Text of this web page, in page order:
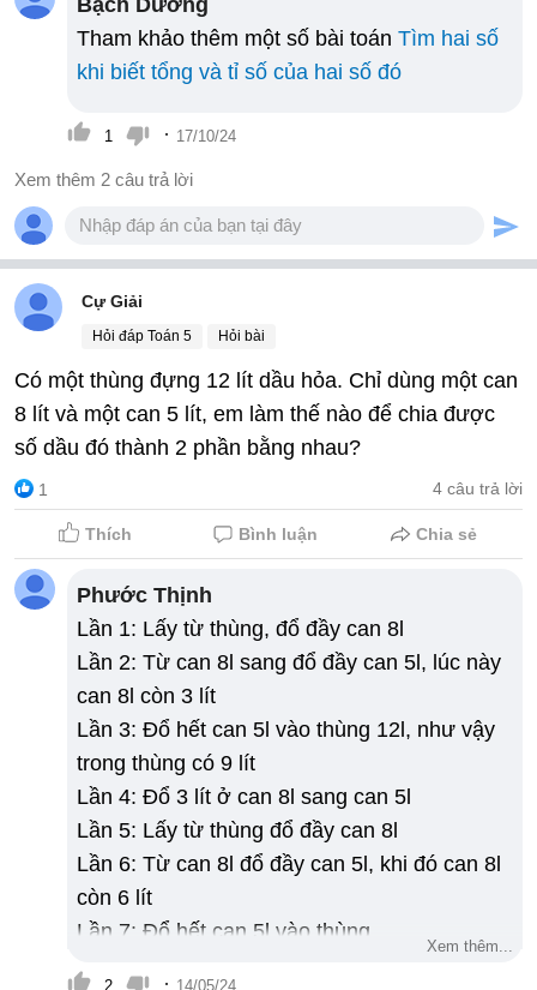
Bạch Dương
Tham khảo thêm một số bài toán Tìm hai số
khi biết tổng và tỉ số của hai số đó
1 · 17/10/24
Xem thêm 2 câu trả lời
Cự Giải
Hỏi đáp Toán 5 Hỏi bài
Có một thùng đựng 12 lít dầu hỏa. Chỉ dùng một can
8 lít và một can 5 lít, em làm thế nào để chia được
số dầu đó thành 2 phần bằng nhau?
1 4 câu trả lời
Thích Bình luận Chia sẻ
Phước Thịnh
Lần 1: Lấy từ thùng, đổ đầy can 8l
Lần 2: Từ can 8l sang đổ đầy can 5l, lúc này
can 8l còn 3 lít
Lần 3: Đổ hết can 5l vào thùng 12l, như vậy
trong thùng có 9 lít
Lần 4: Đổ 3 lít ở can 8l sang can 5l
Lần 5: Lấy từ thùng đổ đầy can 8l
Lần 6: Từ can 8l đổ đầy can 5l, khi đó can 8l
còn 6 lít
Lần 7: Đổ hết can 5l vào thùng.
Vậy có 6 lít trong can 8l và 6 lít trong thùng
Xem thêm...
2 · 14/05/24